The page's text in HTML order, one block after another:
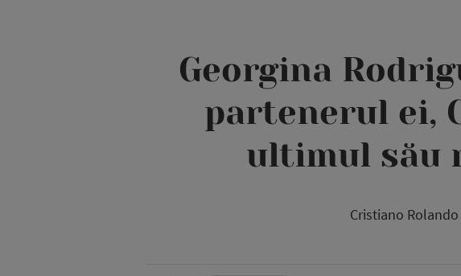
Georgina
partenerul ei,
ultimul său
Cristiano